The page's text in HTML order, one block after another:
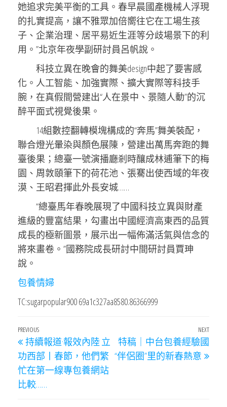
她追求完美平衡的工具。春早晨國產機械人浮現
的扎實提高，讓不雅眾加倍嚮往它在工場生孩
子、企業治理、居平易近生涯等分歧場景下的利
用。”北京年夜學副研討員呂帆說。
科技立異在晚會的舞美design中起了要害感
化。人工智能、加強實際、擴大實際等科技手
腕，在真假間營建出“人在景中、景隨人動”的沉
醉平面式視覺後果。
14組數控翻轉模塊構成的“奔馬”舞美裝配，
聯合燈光暈染與顏色展陳，營建出萬馬奔跑的舞
臺後果；總臺一號演播廳剎時釀成林逋筆下的梅
園、周敦頤筆下的荷花池、張騫出使西域的年夜
漠、王昭君揮此外長安城……
“總臺馬年春晚展現了中國科技立異與財產
進級的豐富結果，勾畫出中國經濟高東西的品質
成長的極新圖景，展示出一幅佈滿活氣與信念的
將來畫卷。”國務院成長研討中間研討員賈珅
說。
包養情婦
TC:sugarpopular900 69a1c327aa8580.86366999
文
章
導
覽
Previous
Post
PREVIOUS
持續報道·報效內陸 立
功西部丨春節，他們繁
忙在第一線專包養網站
比較……
Next
NEXT
特稿｜中台包養經驗國
“伴侶圈”里的新春熱意